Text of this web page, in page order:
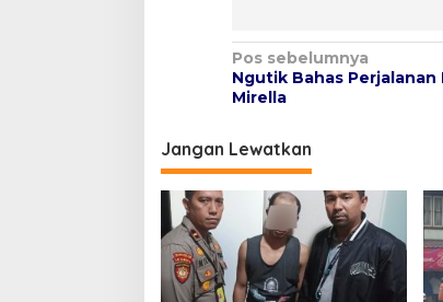
N
a
i
g
s
i
Pos sebelumnya
Ngutik Bahas Perjalanan
Mirella
Jangan Lewatkan